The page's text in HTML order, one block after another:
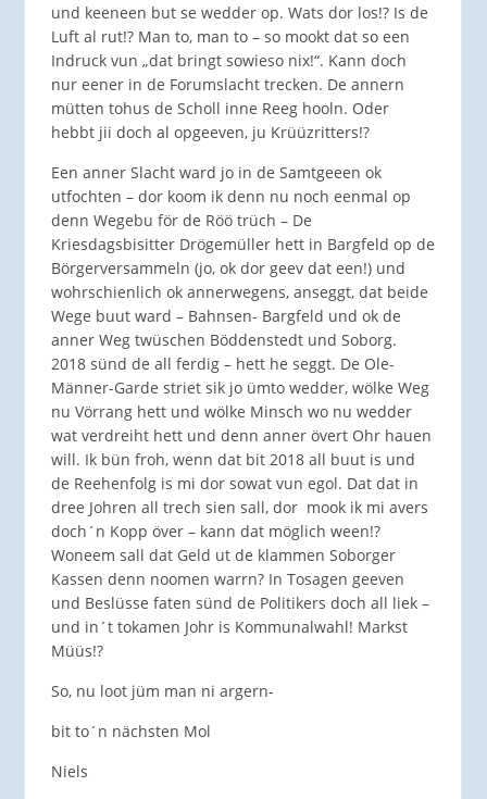
und keeneen but se wedder op. Wats dor los!? Is de
Luft al rut!? Man to, man to – so mookt dat so een
Indruck vun „dat bringt sowieso nix!“. Kann doch
nur eener in de Forumslacht trecken. De annern
mütten tohus de Scholl inne Reeg hooln. Oder
hebbt jii doch al opgeeven, ju Krüüzritters!?
Een anner Slacht ward jo in de Samtgeeen ok
utfochten – dor koom ik denn nu noch eenmal op
denn Wegebu för de Röö trüch – De
Kriesdagsbisitter Drögemüller hett in Bargfeld op de
Börgerversammeln (jo, ok dor geev dat een!) und
wohrschienlich ok annerwegens, anseggt, dat beide
Wege buut ward – Bahnsen- Bargfeld und ok de
anner Weg twüschen Böddenstedt und Soborg.
2018 sünd de all ferdig – hett he seggt. De Ole-
Männer-Garde striet sik jo ümto wedder, wölke Weg
nu Vörrang hett und wölke Minsch wo nu wedder
wat verdreiht hett und denn anner övert Ohr hauen
will. Ik bün froh, wenn dat bit 2018 all buut is und
de Reehenfolg is mi dor sowat vun egol. Dat dat in
dree Johren all trech sien sall, dor mook ik mi avers
doch´n Kopp över – kann dat möglich ween!?
Woneem sall dat Geld ut de klammen Soborger
Kassen denn noomen warrn? In Tosagen geeven
und Beslüsse faten sünd de Politikers doch all liek –
und in´t tokamen Johr is Kommunalwahl! Markst
Müüs!?
So, nu loot jüm man ni argern-
bit to´n nächsten Mol
Niels